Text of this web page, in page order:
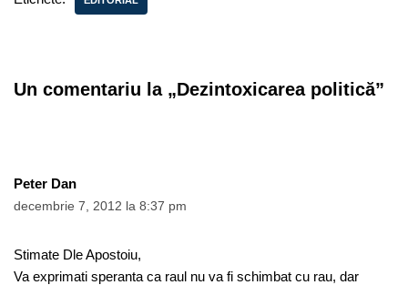
Un comentariu la „Dezintoxicarea politică”
Peter Dan
decembrie 7, 2012 la 8:37 pm
Stimate Dle Apostoiu,
Va exprimati speranta ca raul nu va fi schimbat cu rau, dar